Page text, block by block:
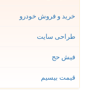
خرید و فروش خودرو
طراحی سایت
فیش حج
قیمت بیسیم